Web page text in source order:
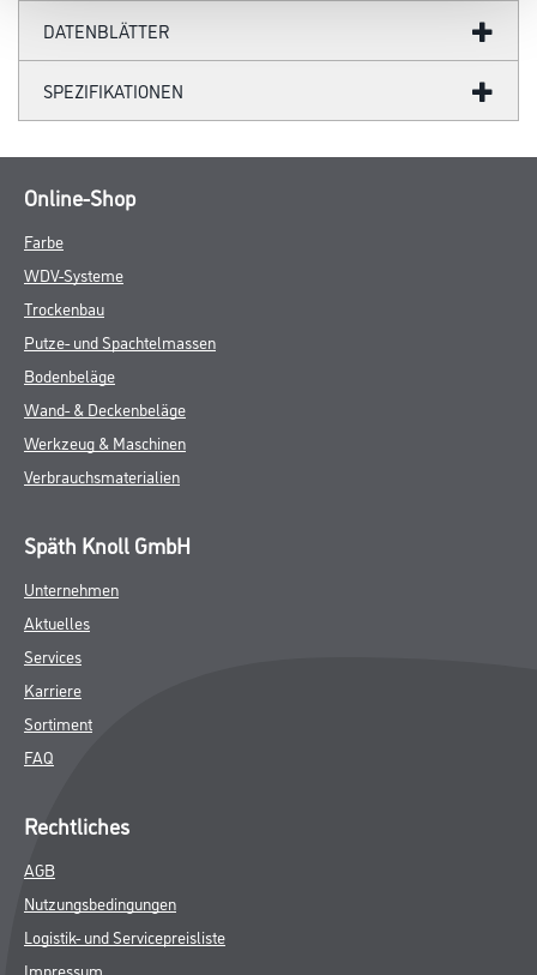
DATENBLÄTTER
SPEZIFIKATIONEN
Online-Shop
Farbe
WDV-Systeme
Trockenbau
Putze- und Spachtelmassen
Bodenbeläge
Wand- & Deckenbeläge
Werkzeug & Maschinen
Verbrauchsmaterialien
Späth Knoll GmbH
Unternehmen
Aktuelles
Services
Karriere
Sortiment
FAQ
Rechtliches
AGB
Nutzungsbedingungen
Logistik- und Servicepreisliste
Impressum